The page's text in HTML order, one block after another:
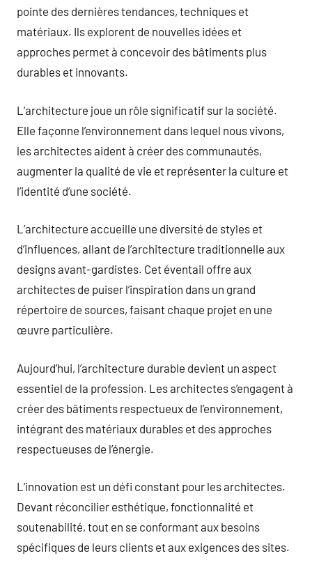
pointe des dernières tendances, techniques et
matériaux. Ils explorent de nouvelles idées et
approches permet à concevoir des bâtiments plus
durables et innovants.
L’architecture joue un rôle significatif sur la société.
Elle façonne l’environnement dans lequel nous vivons,
les architectes aident à créer des communautés,
augmenter la qualité de vie et représenter la culture et
l’identité d’une société.
L’architecture accueille une diversité de styles et
d’influences, allant de l’architecture traditionnelle aux
designs avant-gardistes. Cet éventail offre aux
architectes de puiser l’inspiration dans un grand
répertoire de sources, faisant chaque projet en une
œuvre particulière.
Aujourd’hui, l’architecture durable devient un aspect
essentiel de la profession. Les architectes s’engagent à
créer des bâtiments respectueux de l’environnement,
intégrant des matériaux durables et des approches
respectueuses de l’énergie.
L’innovation est un défi constant pour les architectes.
Devant réconcilier esthétique, fonctionnalité et
soutenabilité, tout en se conformant aux besoins
spécifiques de leurs clients et aux exigences des sites.